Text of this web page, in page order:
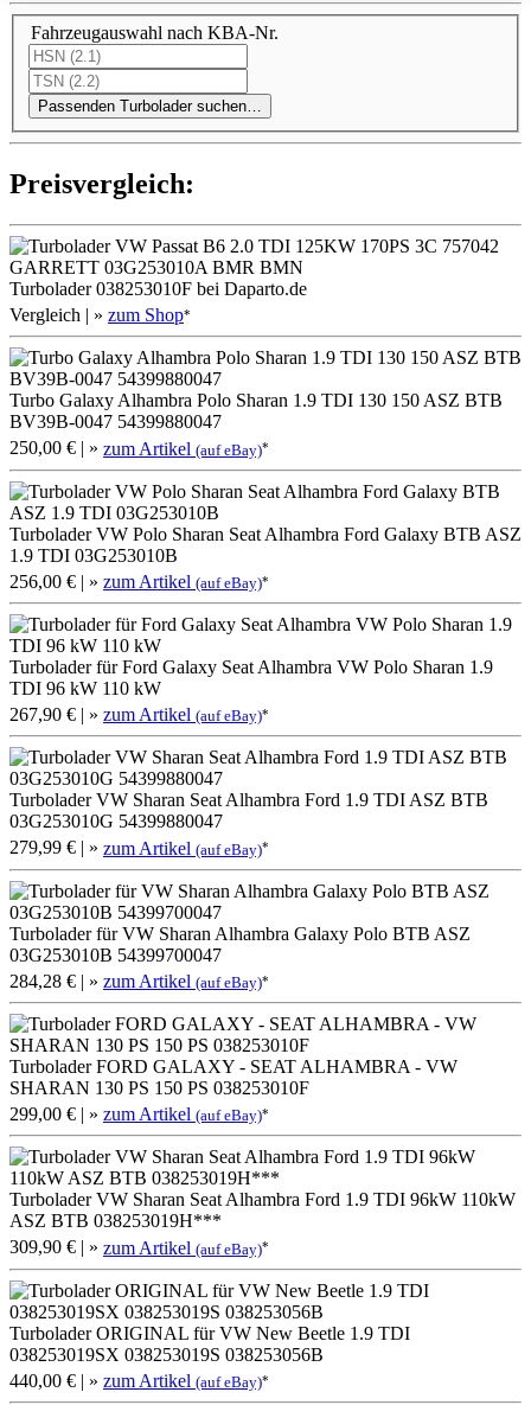
Fahrzeugauswahl nach KBA-Nr.
Passenden Turbolader suchen…
Preis­ver­gleich:
Turbolader 038253010F bei Daparto.de
Vergleich | » zum Shop*
Turbo Galaxy Alhambra Polo Sharan 1.9 TDI 130 150 ASZ BTB
BV39B-0047 54399880047
250,00 € | » zum Artikel (auf eBay)*
Turbolader VW Polo Sharan Seat Alhambra Ford Galaxy BTB ASZ
1.9 TDI 03G253010B
256,00 € | » zum Artikel (auf eBay)*
Turbolader für Ford Galaxy Seat Alhambra VW Polo Sharan 1.9
TDI 96 kW 110 kW
267,90 € | » zum Artikel (auf eBay)*
Turbolader VW Sharan Seat Alhambra Ford 1.9 TDI ASZ BTB
03G253010G 54399880047
279,99 € | » zum Artikel (auf eBay)*
Turbolader für VW Sharan Alhambra Galaxy Polo BTB ASZ
03G253010B 54399700047
284,28 € | » zum Artikel (auf eBay)*
Turbolader FORD GALAXY - SEAT ALHAMBRA - VW
SHARAN 130 PS 150 PS 038253010F
299,00 € | » zum Artikel (auf eBay)*
Turbolader VW Sharan Seat Alhambra Ford 1.9 TDI 96kW 110kW
ASZ BTB 038253019H***
309,90 € | » zum Artikel (auf eBay)*
Turbolader ORIGINAL für VW New Beetle 1.9 TDI
038253019SX 038253019S 038253056B
440,00 € | » zum Artikel (auf eBay)*